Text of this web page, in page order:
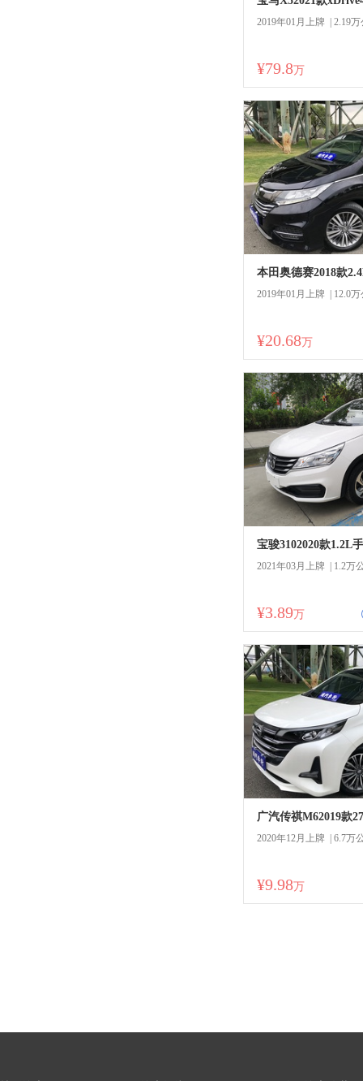
2019年01月上牌 | 2.19
¥79.8万
本田奥德赛2018款
2019年01月上牌 | 12.0
¥20.68万
宝骏3102020款1.2L
2021年03月上牌 | 1.2万
¥3.89万
2020年12月上牌 | 6.7万
¥9.98万